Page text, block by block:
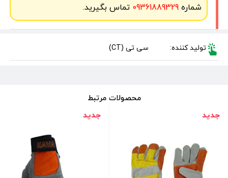
شماره09361889329 تماس بگیرید.
تولید کننده: سی تی (CT)
محصولات مرتبط
جدید
جدید